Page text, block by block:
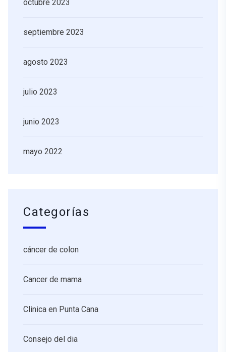
octubre 2023
septiembre 2023
agosto 2023
julio 2023
junio 2023
mayo 2022
Categorías
cáncer de colon
Cancer de mama
Clinica en Punta Cana
Consejo del dia